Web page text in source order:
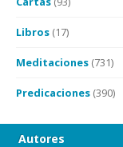
Libros (17)
Meditaciones (731)
Predicaciones (390)
Autores